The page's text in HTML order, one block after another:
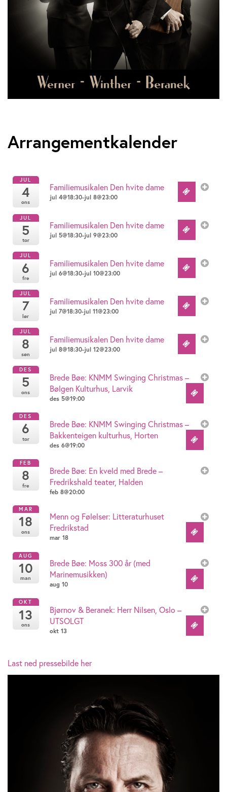
Arrangementkalender
JUL
4
ons
Familiemusikalen Den hvite dame
jul 4@18:30-jul 8@23:00
JUL
5
tor
Familiemusikalen Den hvite dame
jul 5@18:30-jul 9@23:00
JUL
6
fre
Familiemusikalen Den hvite dame
jul 6@18:30-jul 10@23:00
JUL
7
lør
Familiemusikalen Den hvite dame
jul 7@18:30-jul 11@23:00
JUL
8
søn
Familiemusikalen Den hvite dame
jul 8@18:30-jul 12@23:00
DES
5
ons
Brede Bøe: KNMM Swinging Christmas –
Bølgen Kulturhus, Larvik
des 5@19:00
DES
6
tor
Brede Bøe: KNMM Swinging Christmas –
Bakkenteigen kulturhus, Horten
des 6@19:00
FEB
8
fre
Brede Bøe: En kveld med Brede –
Fredrikshald teater, Halden
feb 8@20:00
MAR
18
ons
Menn og Følelser: Litteraturhuset
Fredrikstad
mar 18
AUG
10
man
Brede Bøe: Moss 300 år (med
Marinemusikken)
aug 10
OKT
13
ons
Bjørnov & Beranek: Herr Nilsen, Oslo –
UTSOLGT
okt 13
Last ned pressebilde her